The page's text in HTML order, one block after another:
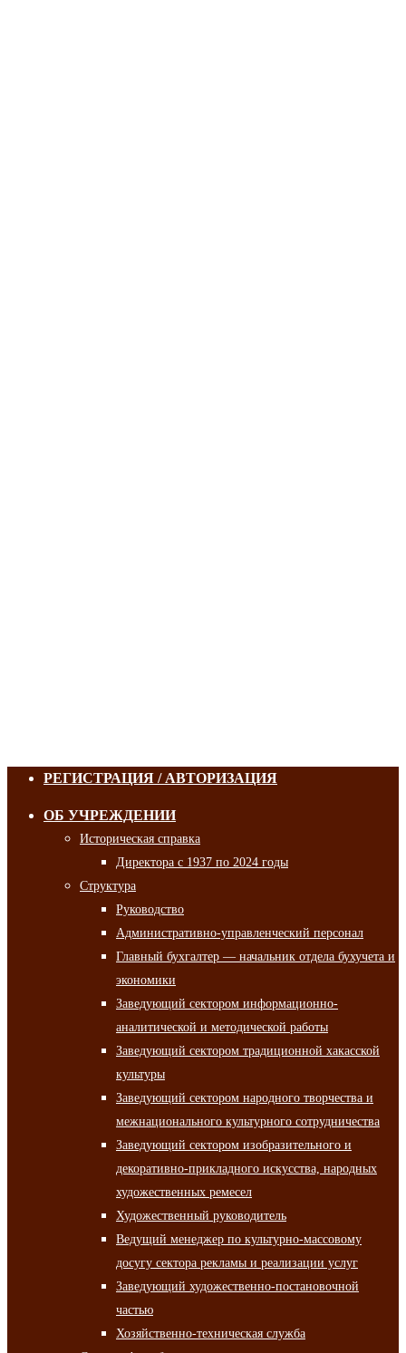
РЕГИСТРАЦИЯ / АВТОРИЗАЦИЯ
ОБ УЧРЕЖДЕНИИ
Историческая справка
Директора с 1937 по 2024 годы
Структура
Руководство
Административно-управленческий персонал
Главный бухгалтер — начальник отдела бухучета и
экономики
Заведующий сектором информационно-
аналитической и методической работы
Заведующий сектором традиционной хакасской
культуры
Заведующий сектором народного творчества и
межнационального культурного сотрудничества
Заведующий сектором изобразительного и
декоративно-прикладного искусства, народных
художественных ремесел
Художественный руководитель
Ведущий менеджер по культурно-массовому
досугу сектора рекламы и реализации услуг
Заведующий художественно-постановочной
частью
Хозяйственно-техническая служба